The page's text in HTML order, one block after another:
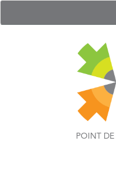
POINT DE